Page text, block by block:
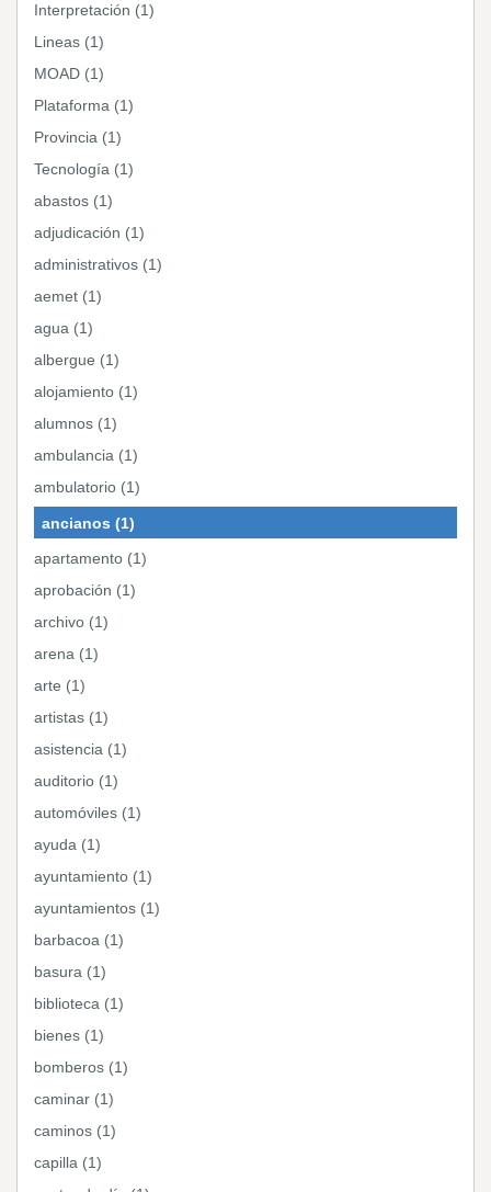
Interpretación (1)
Lineas (1)
MOAD (1)
Plataforma (1)
Provincia (1)
Tecnología (1)
abastos (1)
adjudicación (1)
administrativos (1)
aemet (1)
agua (1)
albergue (1)
alojamiento (1)
alumnos (1)
ambulancia (1)
ambulatorio (1)
ancianos (1)
apartamento (1)
aprobación (1)
archivo (1)
arena (1)
arte (1)
artistas (1)
asistencia (1)
auditorio (1)
automóviles (1)
ayuda (1)
ayuntamiento (1)
ayuntamientos (1)
barbacoa (1)
basura (1)
biblioteca (1)
bienes (1)
bomberos (1)
caminar (1)
caminos (1)
capilla (1)